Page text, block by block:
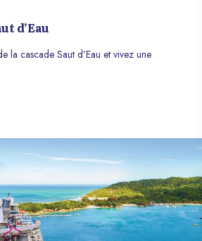
d’Eau
la cascade Saut d’Eau et vivez une